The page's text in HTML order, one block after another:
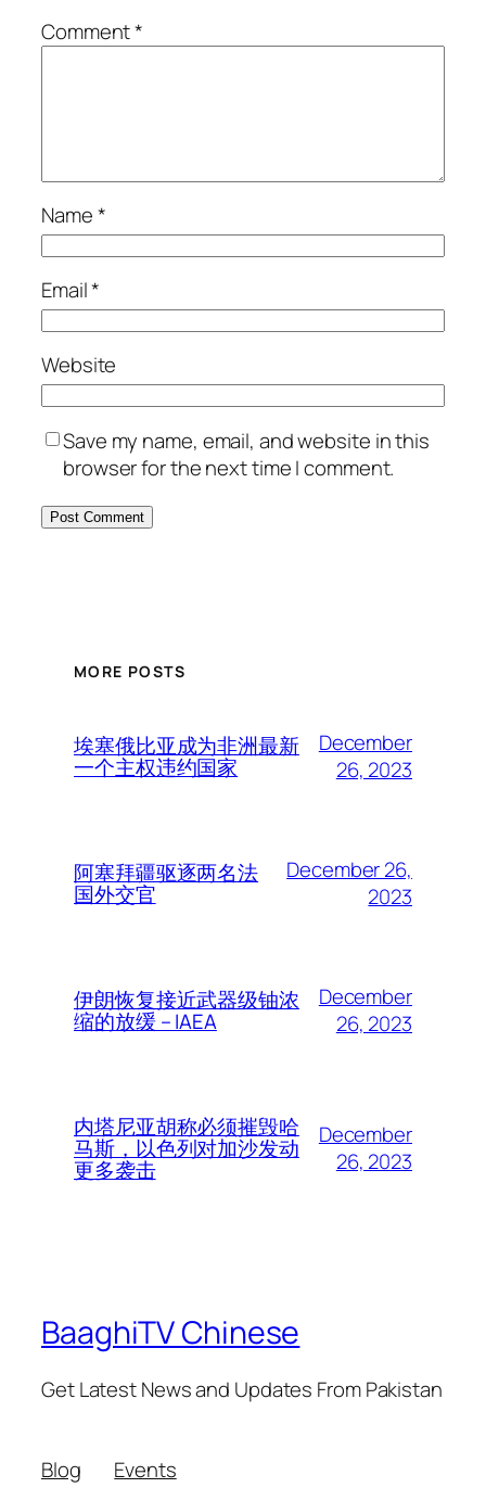
Comment*
Name*
Email*
Website
Save my name, email, and website in this
browser for the next time I comment.
MORE POSTS
埃塞俄比亚成为非洲最新
一个主权违约国家
December
26, 2023
阿塞拜疆驱逐两名法
国外交官
December 26,
2023
伊朗恢复接近武器级铀浓
缩的放缓 – IAEA
December
26, 2023
内塔尼亚胡称必须摧毁哈
马斯，以色列对加沙发动
更多袭击
December
26, 2023
BaaghiTV Chinese
Get Latest News and Updates From Pakistan
Blog
Events